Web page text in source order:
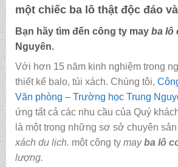
một chiếc ba lô thật độc đáo
Bạn hãy tìm đến công ty may ba lô
Nguyên.
Với hơn 15 năm kinh nghiệm trong
thiết kế balo, túi xách. Chúng tôi,
Văn phòng – Trường học Trung
ứng tất cả các nhu cầu của Quý
là một trong những sơ sở chuyên
xách du lịch. một công tymayba lô
lượng.